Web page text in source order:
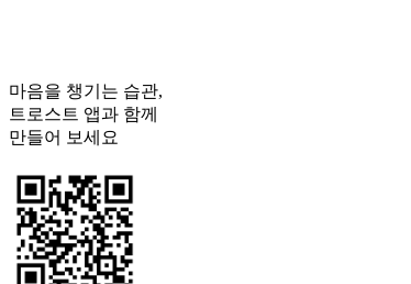
마음을 챙기는 습관,
트로스트 앱과 함께
만들어 보세요